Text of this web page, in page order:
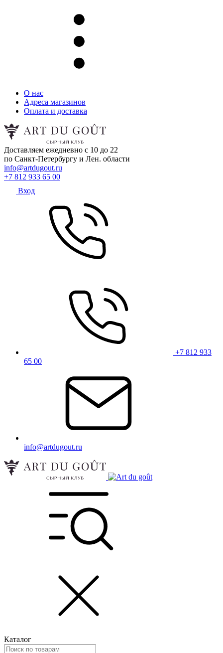
О нас
Адреса магазинов
Оплата и доставка
Доставляем ежедневно с 10 до 22
по Санкт-Петербургу и Лен. области
info@artdugout.ru
+7 812 933 65 00
Вход
+7 812 933
65 00
info@artdugout.ru
Каталог